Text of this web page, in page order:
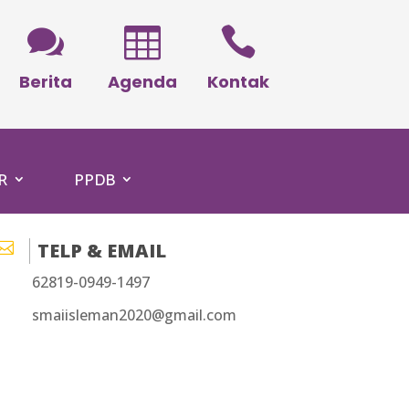

Kontak

Agenda

Berita
PPDB
TELP & EMAIL
62819-0949-1497
smaiisleman2020@gmail.com